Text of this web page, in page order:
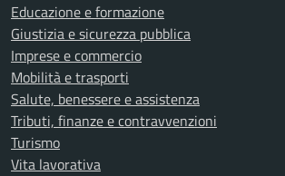
Educazione e formazione
Giustizia e sicurezza pubblica
Imprese e commercio
Mobilità e trasporti
Salute, benessere e assistenza
Tributi, finanze e contravvenzioni
Turismo
Vita lavorativa